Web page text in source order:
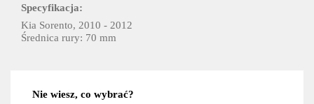
Specyfikacja:
Kia Sorento, 2010 - 2012
Średnica rury: 70 mm
Nie wiesz, co wybrać?